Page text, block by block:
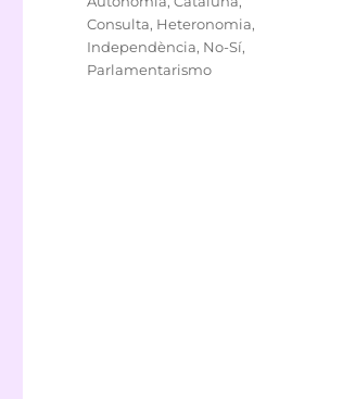
Consulta, Heteronomia,
Independència, No-Sí,
Parlamentarismo